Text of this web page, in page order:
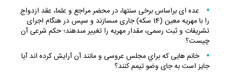
عده ‏اى براساس برخى سنت‏ها، در محضر مراجع و علما، عقد ازدواج
را با مهريه معين (14 سكه) جارى مى‏سازند و سپس در هنگام اجراى
تشريفات و ثبت رسمى، مقدار مهريه را تغيير مى‏دهند؛ حكم شرعى آن
چيست؟
خانم هايى كه براي مجلس عروسى و مانند آن آرايش كرده اند آيا
جايز است به جاى وضو تيمم كنند؟